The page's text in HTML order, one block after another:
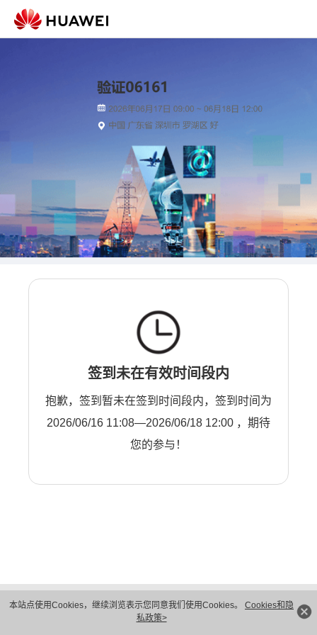
本站点使用Cookies，继续浏览表示您同意我们使用Cookies。 Cookies和隐
私政策>
签到未在有效时间段内
抱歉，签到暂未在签到时间段内，签到时间为
2026/06/16 11:08—2026/06/18 12:00 ，期待
您的参与！
隐私保护
法律声明